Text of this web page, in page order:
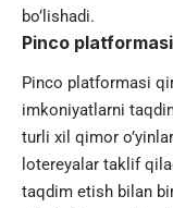
bo’lishadi.
Pinco
Pinco platformasi
imkoniyatlarni
turli xil qimor
lotereyalar taklif
taqdim etish bilan